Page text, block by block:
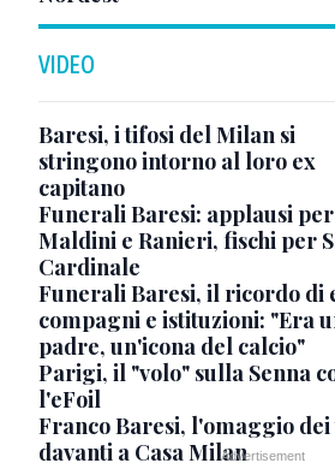
VIDEO
Baresi, i tifosi del Milan si
stringono intorno al loro ex
capitano
Funerali Baresi: applausi per
Maldini e Ranieri, fischi per
Cardinale
Funerali Baresi, il ricordo di
compagni e istituzioni: "Era
padre, un'icona del calcio"
Parigi, il "volo" sulla Senna
l'eFoil
Franco Baresi, l'omaggio
davanti a Casa Milan